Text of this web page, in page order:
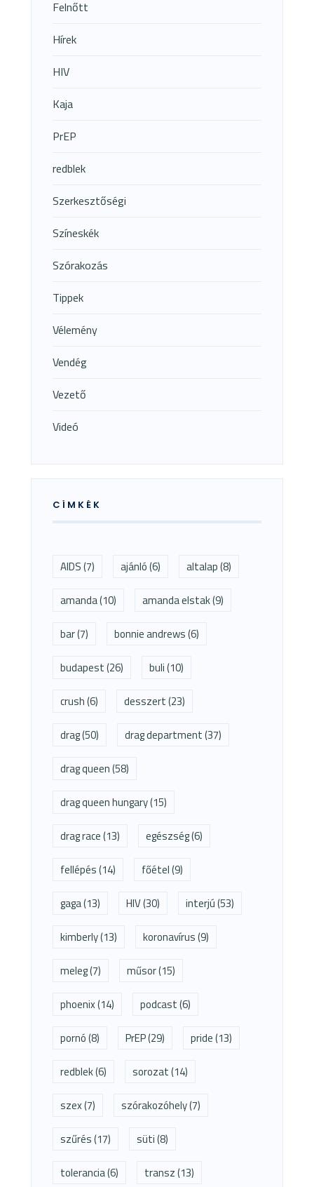
Felnőtt
Hírek
HIV
Kaja
PrEP
redblek
Szerkesztőségi
Színeskék
Szórakozás
Tippek
Vélemény
Vendég
Vezető
Videó
CÍMKÉK
AIDS(7) ajánló(6) altalap(8)
amanda(10) amanda elstak(9)
bar(7) bonnie andrews(6)
budapest(26) buli(10)
crush(6) desszert(23)
drag(50) drag department(37)
drag queen(58)
drag queen hungary(15)
drag race(13) egészség(6)
fellépés(14) főétel(9)
gaga(13) HIV(30) interjú(53)
kimberly(13) koronavírus(9)
meleg(7) műsor(15)
phoenix(14) podcast(6)
pornó(8) PrEP(29) pride(13)
redblek(6) sorozat(14)
szex(7) szórakozóhely(7)
szűrés(17) süti(8)
tolerancia(6) transz(13)